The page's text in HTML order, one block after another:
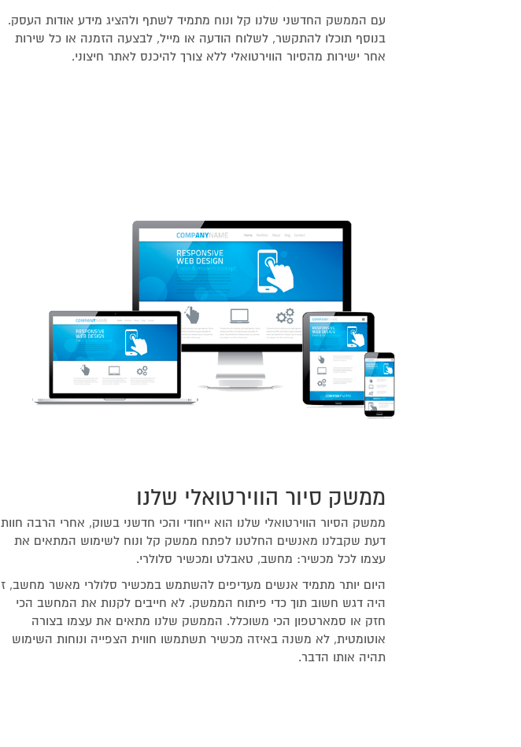
עם הממשק החדשני שלנו קל ונוח מתמיד לשתף ולהציג מידע אודות העסק.
בנוסף תוכלו להתקשר, לשלוח הודעה או מייל, לבצעה הזמנה או כל שירות
אחר ישירות מהסיור הווירטואלי ללא צורך להיכנס לאתר חיצוני.
ממשק סיור הווירטואלי שלנו
ממשק הסיור הווירטואלי שלנו הוא ייחודי והכי חדשני בשוק, אחרי הרבה חוות
דעת שקבלנו מאנשים החלטנו לפתח ממשק קל ונוח לשימוש המתאים את
עצמו לכל מכשיר: מחשב, טאבלט ומכשיר סלולרי.
היום יותר מתמיד אנשים מעדיפים להשתמש במכשיר סלולרי מאשר מחשב,
היה דגש חשוב תוך כדי פיתוח הממשק. לא חייבים לקנות את המחשב הכי
חזק או סמארטפון הכי משוכלל. הממשק שלנו מתאים את עצמו בצורה
אוטומטית, לא משנה באיזה מכשיר תשתמשו חווית הצפייה ונוחות השימוש
תהיה אותו הדבר.